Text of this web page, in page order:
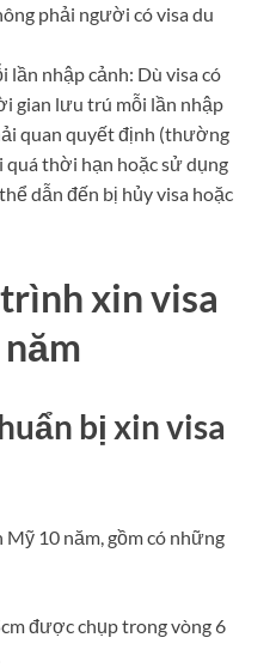
phải người có visa du
nhập cảnh: Dù visa có
gian lưu trú mỗi lần nhập
quan quyết định (thường
quá thời hạn hoặc sử dụng
dẫn đến bị hủy visa hoặc
xin visa
bị xin visa
10 năm, gồm có những
được chụp trong vòng 6